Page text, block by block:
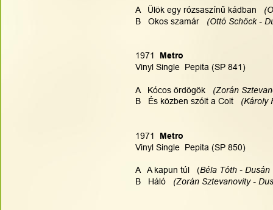
A   Ülök egy rózsaszínű kádban
B   Okos szamár (Ottó Schöck -
1971 Metro
Vinyl Single  Pepita (SP 841)
A   Kócos ördögök
(Zorán
B   És közben szólt a Colt (Károly
1971 Metro
Vinyl Single  Pepita (SP 850)
A   A kapun túl   (Béla Tóth -
B   Háló (Zorán Sztevanovity -